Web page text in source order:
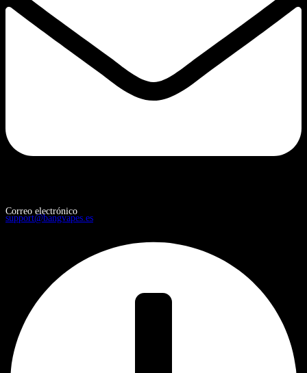
Correo electrónico
support@bangvapes.es